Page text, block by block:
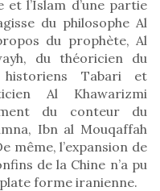
l’Islam d’une partie
du philosophe Al
du prophète, Al
du théoricien du
Tabari et
Al Khawarizmi
du conteur du
Ibn al Mouqaffah
même, l’expansion de
de la Chine n’a pu
forme iranienne.